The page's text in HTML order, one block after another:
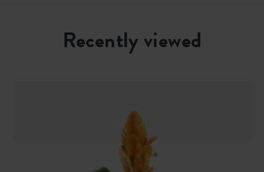
Recently viewed